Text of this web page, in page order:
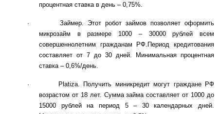
процентная ставка в день – 0,75%.
·        Займер. Этот робот займов позволяет оформить
микрозайм в размере 1000 – 30000 рублей всем
совершеннолетним гражданам РФ.Период кредитования
составляет от 7 до 30 дней. Минимальная процентная
ставка – 0,6%/день.
·        Platiza. Получить миникредит могут граждане РФ
возрастом от 18 лет. Сумма займа составляет от 1000 до
15000 рублей на период 5 – 30 календарных дней.